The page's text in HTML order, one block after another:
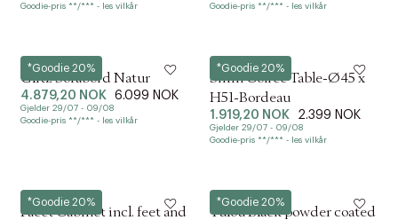
Goodie-pris **/*** - les vilkår
Goodie-pris **/*** - les vilkår
*Goodie 20%
Hübsch
Glitz Sofabord Natur
4.879,20 NOK 6.099 NOK
Gjelder 29/07 - 09/08
Goodie-pris **/*** - les vilkår
*Goodie 20%
Hay
Shim Coffee Table-Ø45 x
H51-Bordeau
1.919,20 NOK 2.399 NOK
Gjelder 29/07 - 09/08
Goodie-pris **/*** - les vilkår
*Goodie 20%
Hay
Facet Cabinet incl. feet and
*Goodie 20%
Hay
Tulou Black powder coated